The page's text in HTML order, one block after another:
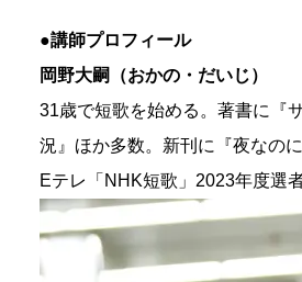
●講師プロフィール
岡野大嗣（おかの・だいじ）
31歳で短歌を始める。著書に『
況』ほか多数。新刊に『夜なの
Eテレ「NHK短歌」2023年度選者